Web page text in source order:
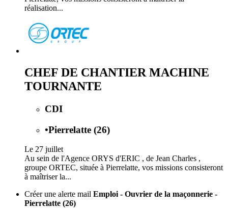
réalisation...
CHEF DE CHANTIER MACHINE
TOURNANTE
CDI
•Pierrelatte (26)
Le 27 juillet
Au sein de l'Agence ORYS d'ERIC , de Jean Charles ,
groupe ORTEC, située à Pierrelatte, vos missions consisteront
à maîtriser la...
Créer une alerte mail Emploi - Ouvrier de la maçonnerie -
Pierrelatte (26)